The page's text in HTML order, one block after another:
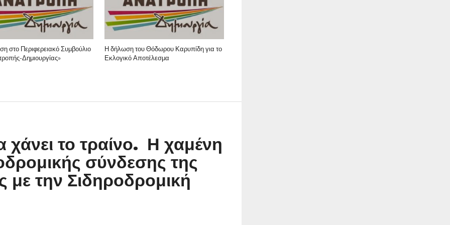
στο Περιφερειακό Συμβούλιο
Δημιουργίας»
Η δήλωση του Θόδωρου Καρυπίδη για το
Εκλογικό Αποτέλεσμα
χάνει το τραίνο. Η χαμένη
σύνδεσης της
με την Σιδηροδρομική